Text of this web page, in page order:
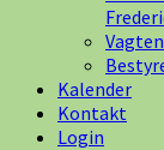
Kalender
Kontakt
Login